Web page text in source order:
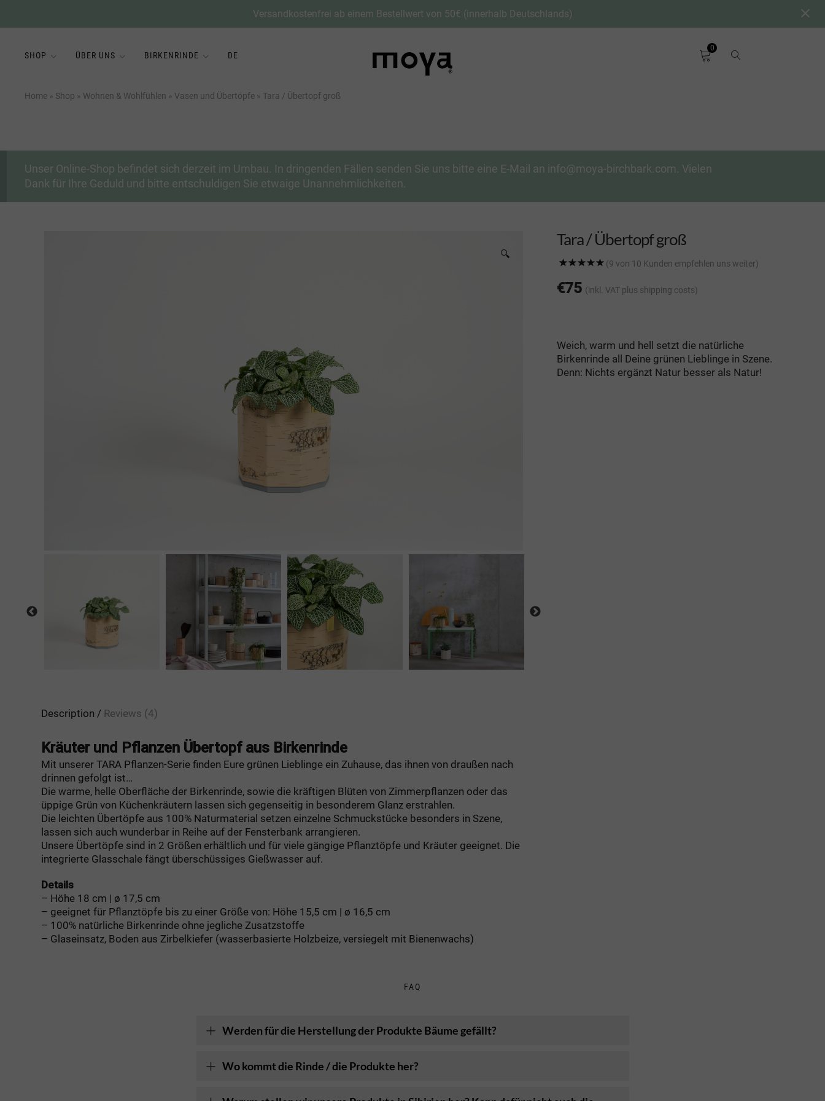
Versandkostenfrei ab einem Bestellwert von 50€ (innerhalb Deutschlands)
SHOP ÜBER UNS BIRKENRINDE DE
0
Home » Shop » Wohnen & Wohlfühlen » Vasen und Übertöpfe » Tara / Übertopf groß
Unser Online-Shop befindet sich derzeit im Umbau. In dringenden Fällen senden Sie uns bitte eine E-Mail an info@moya-birchbark.com. Vielen
Dank für Ihre Geduld und bitte entschuldigen Sie etwaige Unannehmlichkeiten.
🔍
Tara / Übertopf groß
out of 5 based
oncustomer
(9 von 10 Kunden empfehlen uns weiter)
€75 (inkl. VAT plus shipping costs)
Weich, warm und hell setzt die natürliche
Birkenrinde all Deine grünen Lieblinge in Szene.
Denn: Nichts ergänzt Natur besser als Natur!
Description Reviews (4)
Kräuter und Pflanzen Übertopf aus Birkenrinde
Mit unserer TARA Pflanzen-Serie finden Eure grünen Lieblinge ein Zuhause, das ihnen von draußen nach
drinnen gefolgt ist…
Die warme, helle Oberfläche der Birkenrinde, sowie die kräftigen Blüten von Zimmerpflanzen oder das
üppige Grün von Küchenkräutern lassen sich gegenseitig in besonderem Glanz erstrahlen.
Die leichten Übertöpfe aus 100% Naturmaterial setzen einzelne Schmuckstücke besonders in Szene,
lassen sich auch wunderbar in Reihe auf der Fensterbank arrangieren.
Unsere Übertöpfe sind in 2 Größen erhältlich und für viele gängige Pflanztöpfe und Kräuter geeignet. Die
integrierte Glasschale fängt überschüssiges Gießwasser auf.
Details
– Höhe 18 cm | ø 17,5 cm
– geeignet für Pflanztöpfe bis zu einer Größe von: Höhe 15,5 cm | ø 16,5 cm
– 100% natürliche Birkenrinde ohne jegliche Zusatzstoffe
– Glaseinsatz, Boden aus Zirbelkiefer (wasserbasierte Holzbeize, versiegelt mit Bienenwachs)
FAQ
Werden für die Herstellung der Produkte Bäume gefällt?
Wo kommt die Rinde / die Produkte her?